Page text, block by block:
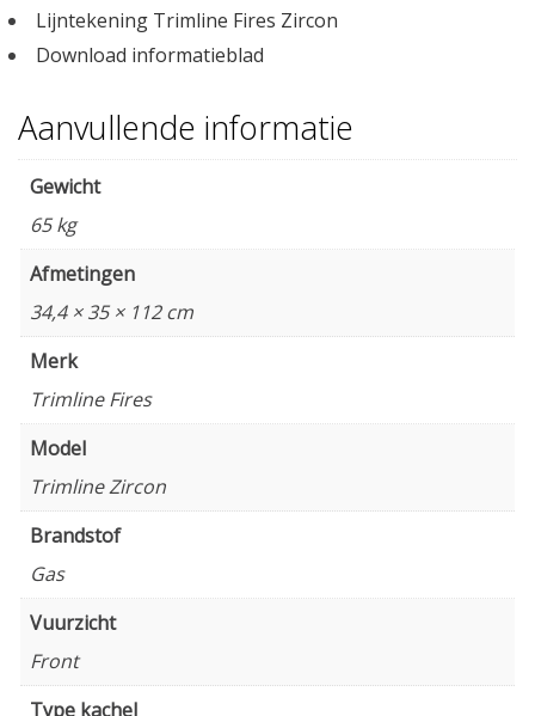
Lijntekening Trimline Fires Zircon
Download informatieblad
Aanvullende informatie
Gewicht
65 kg
Afmetingen
34,4 × 35 × 112 cm
Merk
Trimline Fires
Model
Trimline Zircon
Brandstof
Gas
Vuurzicht
Front
Type kachel